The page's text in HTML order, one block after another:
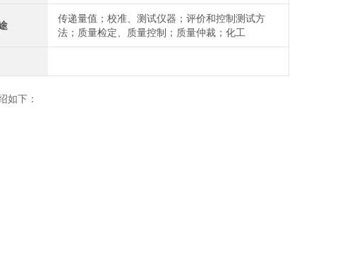
传递量值；校准、测试仪器；评价和控制测试方
法；质量检定、质量控制；质量仲裁；化工
如下：